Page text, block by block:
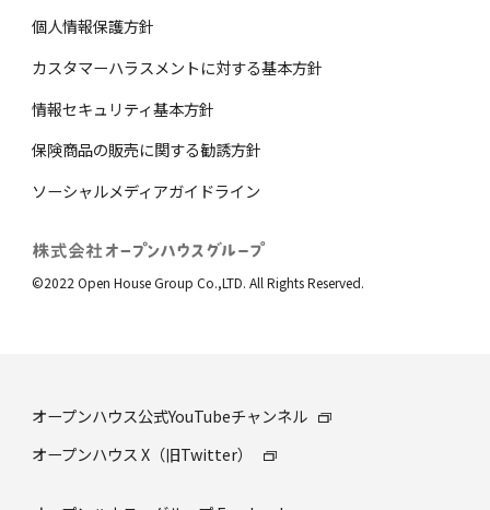
個⼈情報保護⽅針
カスタマーハラスメントに対する基本方針
情報セキュリティ基本方針
保険商品の販売に関する勧誘⽅針
ソーシャルメディアガイドライン
©2022 Open House Group Co.,LTD. All Rights Reserved.
オープンハウス公式YouTubeチャンネル
オープンハウス X（旧Twitter）